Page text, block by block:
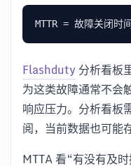
Flashduty 分析看板
为这类故障通常不会
响应压力。分析看板
阅，当前数据也可能
MTTA 看“有没有及